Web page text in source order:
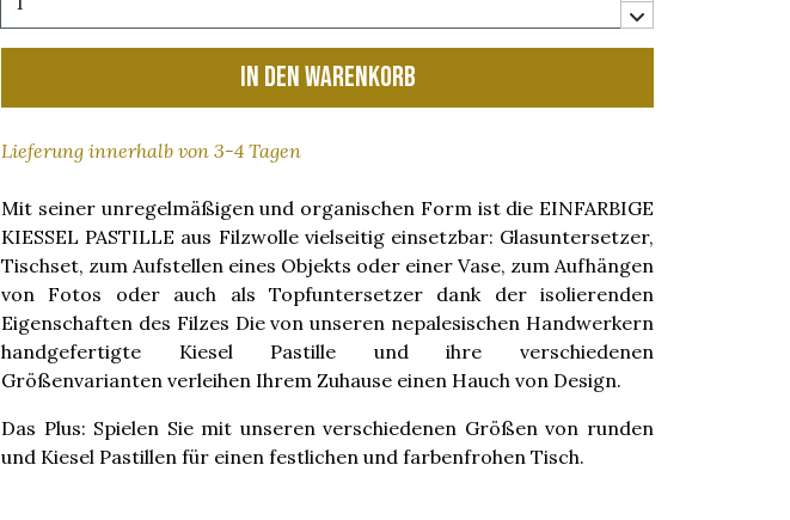
In den Warenkorb
Lieferung innerhalb von 3-4 Tagen
Mit seiner unregelmäßigen und organischen Form ist die EINFARBIGE
KIESSEL PASTILLE aus Filzwolle vielseitig einsetzbar: Glasuntersetzer,
Tischset, zum Aufstellen eines Objekts oder einer Vase, zum Aufhängen
von Fotos oder auch als Topfuntersetzer dank der isolierenden
Eigenschaften des Filzes Die von unseren nepalesischen Handwerkern
handgefertigte Kiesel Pastille und ihre verschiedenen
Größenvarianten verleihen Ihrem Zuhause einen Hauch von Design.
Das Plus: Spielen Sie mit unseren verschiedenen Größen von runden
und Kiesel Pastillen für einen festlichen und farbenfrohen Tisch.